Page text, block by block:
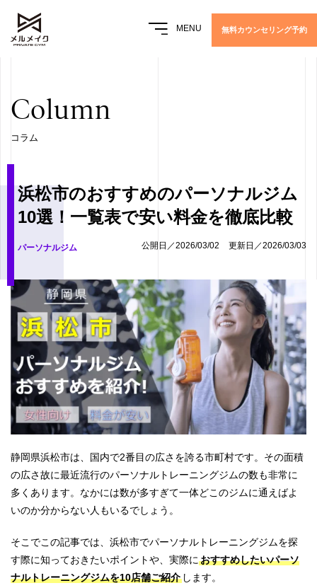
MENU 無料カウンセリング予約
Column
コラム
浜松市のおすすめのパーソナルジム
10選！一覧表で安い料金を徹底比較
パーソナルジム 公開日／2026/03/02 更新日／2026/03/03
静岡県浜松市は、国内で2番目の広さを誇る市町村です。その面積
の広さ故に最近流行のパーソナルトレーニングジムの数も非常に
多くあります。なかには数が多すぎて一体どこのジムに通えばよ
いのか分からない人もいるでしょう。
そこでこの記事では、浜松市でパーソナルトレーニングジムを探
す際に知っておきたいポイントや、実際におすすめしたいパーソ
ナルトレーニングジムを10店舗ご紹介 します。